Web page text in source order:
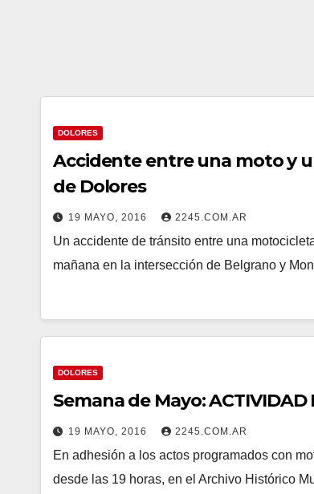
DOLORES
Accidente entre una moto y
de Dolores
19 MAYO, 2016 2245.COM.AR
Un accidente de tránsito entre una
mañana en la intersección de Belgrano y
DOLORES
Semana de Mayo: ACTIVIDAD
19 MAYO, 2016 2245.COM.AR
En adhesión a los actos programados con
desde las 19 horas, en el Archivo Histórico